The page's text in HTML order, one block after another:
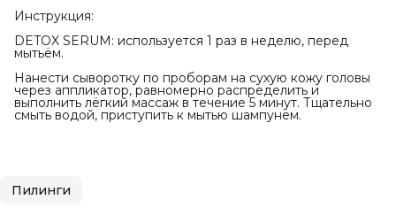
Инструкция:
DETOX SERUM: используется 1 раз в неделю, перед
мытьём.
Нанести сыворотку по проборам на сухую кожу головы
через аппликатор, равномерно распределить и
выполнить лёгкий массаж в течение 5 минут. Тщательно
смыть водой, приступить к мытью шампунем.
Пилинги